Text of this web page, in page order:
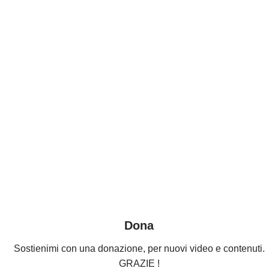
Dona
Sostienimi con una donazione, per nuovi video e contenuti.
GRAZIE !